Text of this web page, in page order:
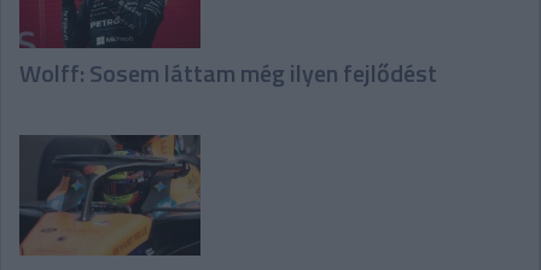
Wolff: Sosem láttam még ilyen fejlődést